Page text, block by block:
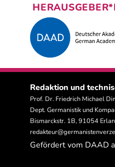
Redaktion und
Prof. Dr. Friedrich Michael
Dept. Germanistik und
Bismarckstr. 1B, 91054
Gefördert vom DAAD